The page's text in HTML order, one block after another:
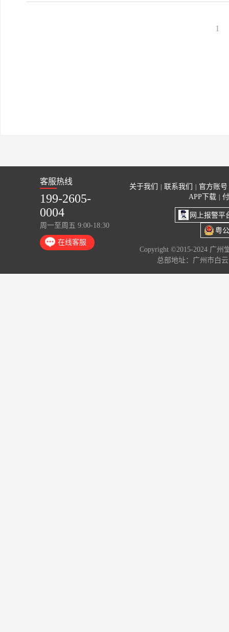
1
客服热线
199-2605-
0004
周一至周五 9:00-18:30
在线客服
关于我们 联系我们
官方账号
APP下载
网上报警平
粤
Copyright ©2015-2024 广州
总部地址：广州市白